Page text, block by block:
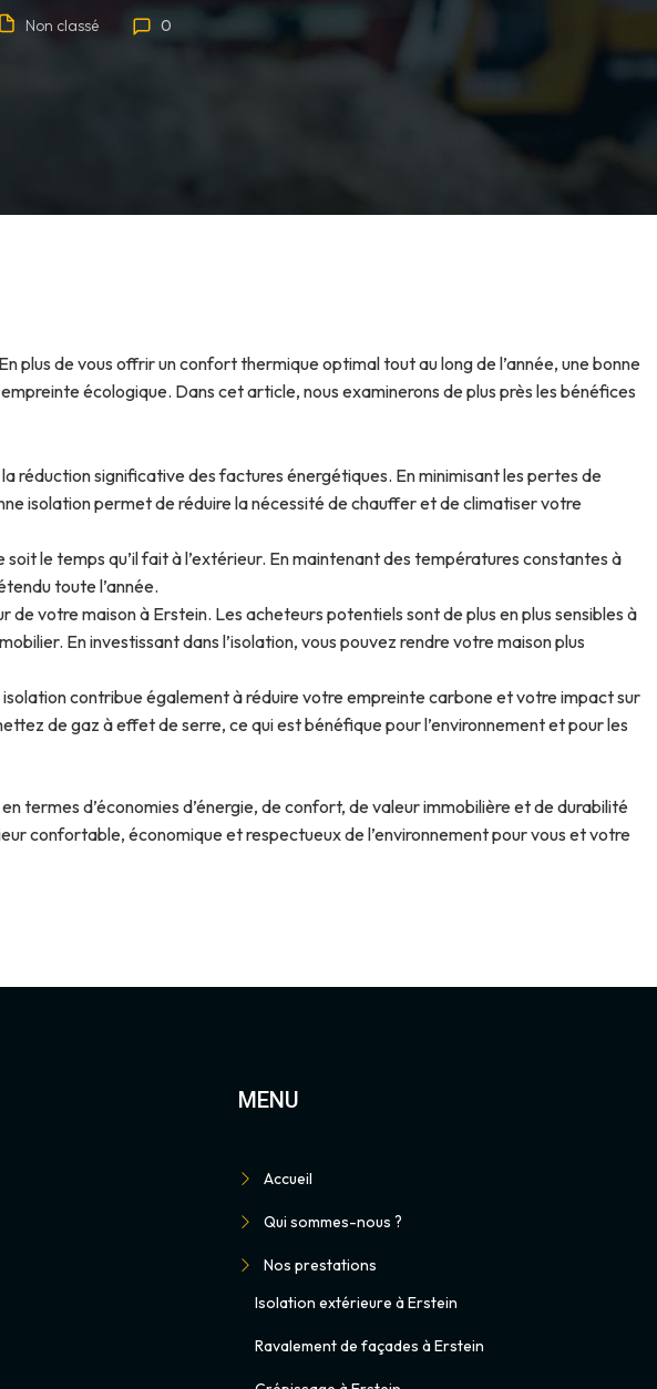
Non classé 0
plus de vous offrir un confort thermique optimal tout au long de l’année, une bonne
écologique. Dans cet article, nous examinerons de plus près les bénéfices
la réduction significative des factures énergétiques. En minimisant les pertes de
isolation permet de réduire la nécessité de chauffer et de climatiser votre
le temps qu’il fait à l’extérieur. En maintenant des températures constantes à
toute l’année.
votre maison à Erstein. Les acheteurs potentiels sont de plus en plus sensibles à
En investissant dans l’isolation, vous pouvez rendre votre maison plus
isolation contribue également à réduire votre empreinte carbone et votre impact sur
de gaz à effet de serre, ce qui est bénéfique pour l’environnement et pour les
termes d’économies d’énergie, de confort, de valeur immobilière et de durabilité
confortable, économique et respectueux de l’environnement pour vous et votre
MENU
Accueil
Qui sommes-nous ?
Nos prestations
Isolation extérieure à Erstein
Ravalement de façades à Erstein